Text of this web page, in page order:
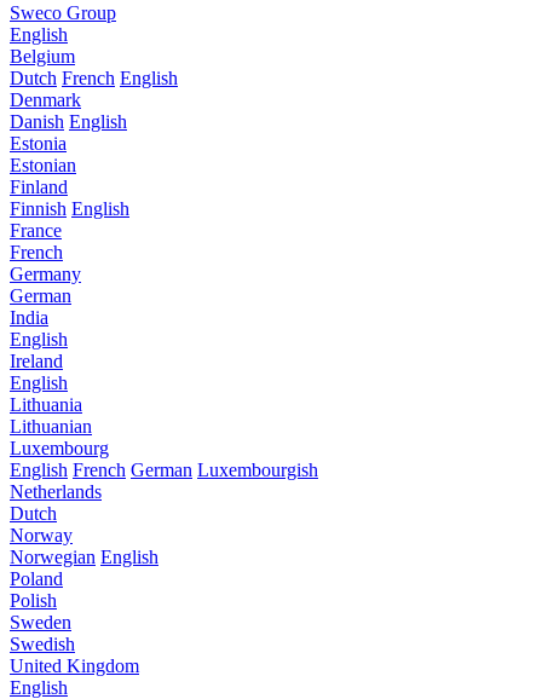
Sweco Group
English
Belgium
Dutch French English
Denmark
Danish English
Estonia
Estonian
Finland
Finnish English
France
French
Germany
German
India
English
Ireland
English
Lithuania
Lithuanian
Luxembourg
English French German Luxembourgish
Netherlands
Dutch
Norway
Norwegian English
Poland
Polish
Sweden
Swedish
United Kingdom
English